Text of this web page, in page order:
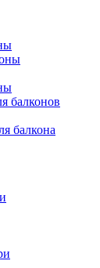
балконов
балкона